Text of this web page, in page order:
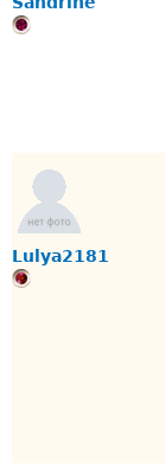
Lulya2181